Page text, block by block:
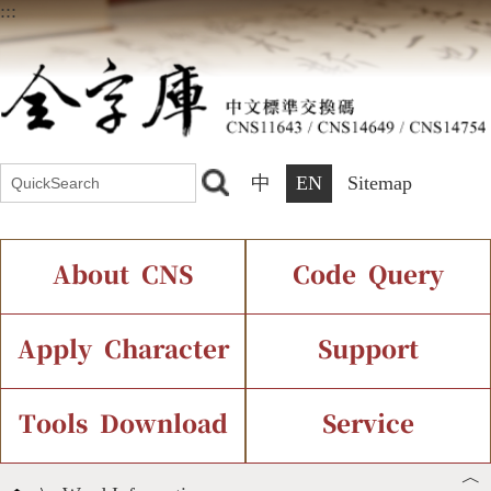
:::
中 EN Sitemap
About CNS
Introduction Current Status
Chinese Code Status
Code Query
IDS Query
Components Query
Apply Character
Application Process
Support
Font Instant Display
Tools Download Service
︿